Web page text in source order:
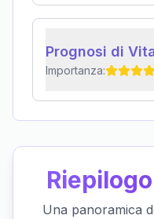
Prognosi di
Importanza:
Una panoramica